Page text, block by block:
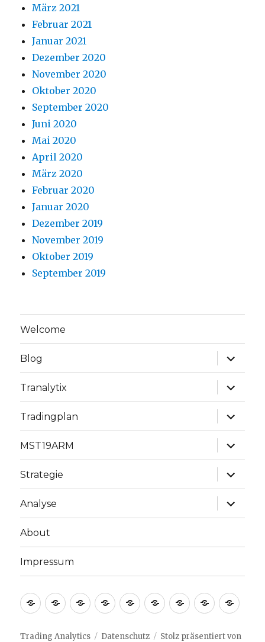
März 2021
Februar 2021
Januar 2021
Dezember 2020
November 2020
Oktober 2020
September 2020
Juni 2020
Mai 2020
April 2020
März 2020
Februar 2020
Januar 2020
Dezember 2019
November 2019
Oktober 2019
September 2019
Welcome
Blog
Tranalytix
Tradingplan
MST19ARM
Strategie
Analyse
About
Impressum
Welcome
Blog TranalytixTradingplan
MST19ARM
StrategieAnalyseAbout
Trading Analytics Datenschutz Stolz präsentiert von